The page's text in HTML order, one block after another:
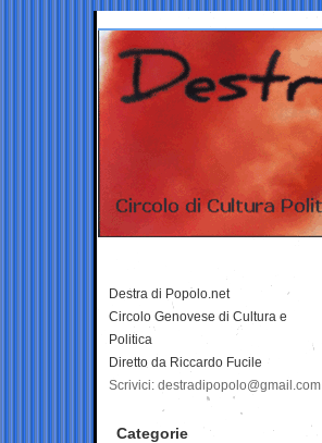
Destra di Popolo.net
Circolo Genovese di Cultura e
Politica
Diretto da Riccardo Fucile
Scrivici: destradipopolo@gmail.com
Categorie